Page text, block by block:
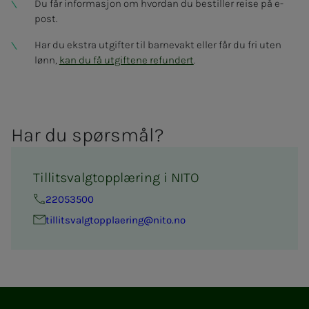
Du får informasjon om hvordan du bestiller reise på e-
post.
Har du ekstra utgifter til barnevakt eller får du fri uten
lønn, kan du få utgiftene refundert
Har du spørs­­­mål?
Tillitsvalgtopplæring i NITO
22053500
til­­­­­lits­valg­topp­la­e­ring@nito.no